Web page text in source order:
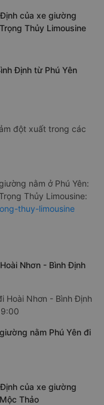
của xe giường
Thủy Limousine
Định từ Phú Yên
đột xuất trong các
nằm ở Phú Yên:
Thủy Limousine:
thuy-limousine
Nhơn - Bình Định
Hoài Nhơn - Bình Định
nằm Phú Yên đi
của xe giường
Thảo